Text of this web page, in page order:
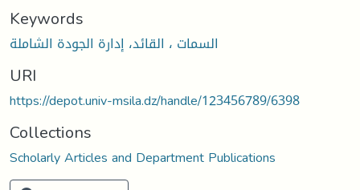
Keywords
السمات ، القائد، إدارة الجودة الشاملة
URI
https://depot.univ-msila.dz/handle/123456789/6398
Collections
Scholarly Articles and Department Publications